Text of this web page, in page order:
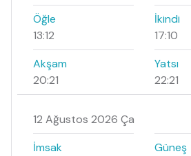
Öğle
13:12
İkindi
17:10
Akşam
20:21
Yatsı
22:21
12 Ağustos 2026 Ça
İmsak
Güneş